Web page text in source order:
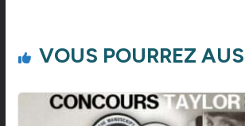
VOUS POURREZ